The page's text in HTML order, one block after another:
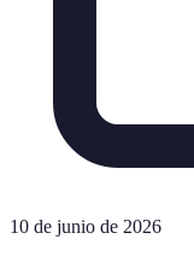
10 de junio de 2026